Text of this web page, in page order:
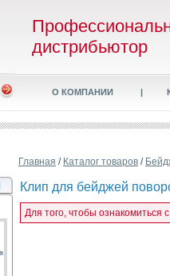
дистрибьютор
О КОМПАНИИ |
Главная / Каталог товаров /
Клип для бейджей
Для того, чтобы